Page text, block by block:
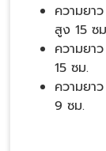
ความยา
สูง 15 ซ
ความยา
15 ซม.
ความยา
9 ซม.